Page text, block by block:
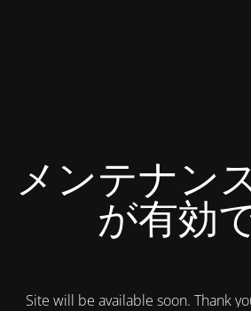
メンテナン
が有効
Site will be available soon. Thank